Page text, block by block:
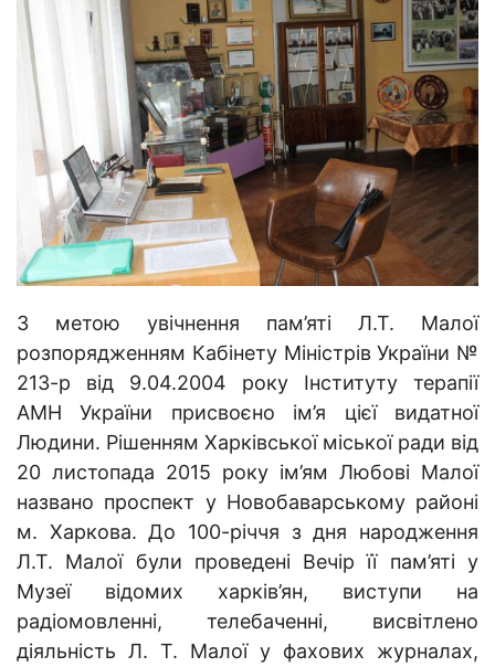
З метою увічнення пам’яті Л.Т. Малої
розпорядженням Кабінету Міністрів України №
213-р від 9.04.2004 року Інституту терапії
АМН України присвоєно ім’я цієї видатної
Людини. Рішенням Харківської міської ради від
20 листопада 2015 року ім’ям Любові Малої
названо проспект у Новобаварському районі
м. Харкова. До 100-річчя з дня народження
Л.Т. Малої були проведені Вечір її пам’яті у
Музеї відомих харків’ян, виступи на
радіомовленні, телебаченні, висвітлено
діяльність Л. Т. Малої у фахових журналах,